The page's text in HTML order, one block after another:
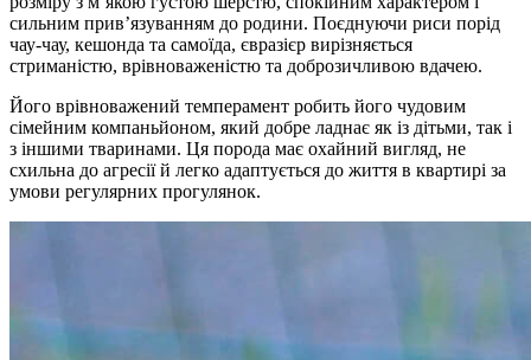
сильним прив’язуванням до родини. Поєднуючи риси порід
чау-чау, кешонда та самоїда, євразієр вирізняється
стриманістю, врівноваженістю та доброзичливою вдачею.
Його врівноважений темперамент робить його чудовим
сімейним компаньйоном, який добре ладнає як із дітьми, так і
з іншими тваринами. Ця порода має охайний вигляд, не
схильна до агресії й легко адаптується до життя в квартирі за
умови регулярних прогулянок.